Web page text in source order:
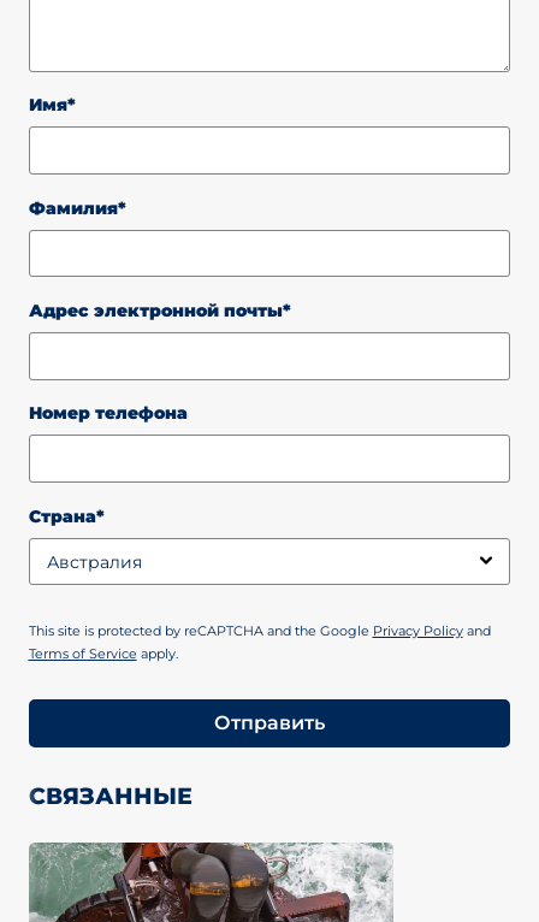
Имя*
Фамилия*
Адрес электронной почты*
Номер телефона
Страна*
This site is protected by reCAPTCHA and the Google Privacy Policyand
Terms of Service apply.
Отправить
СВЯЗАННЫЕ